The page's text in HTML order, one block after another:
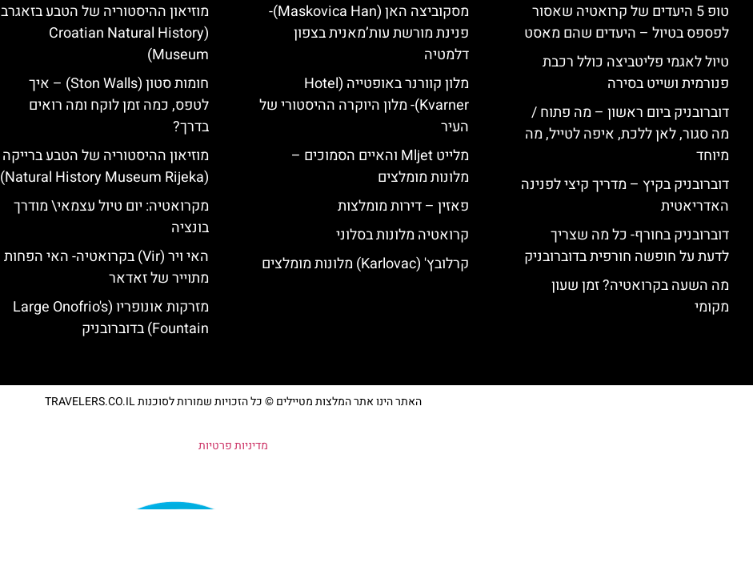
טופ 5 היעדים של קרואטיה שאסור
לפספס בטיול – היעדים שהם מאסט
טיול לאגמי פליטביצה כולל רכבת
פנורמית ושייט בסירה
דוברובניק ביום ראשון – מה פתוח /
מה סגור, לאן ללכת, איפה לטייל, מה
מיוחד
דוברובניק בקיץ – מדריך קיצי לפנינה
האדריאטית
דוברובניק בחורף- כל מה שצריך
לדעת על חופשה חורפית בדוברובניק
מה השעה בקרואטיה? זמן שעון
מקומי
מסקוביצה האן (Maskovica Han)-
פנינת מורשת עות’מאנית בצפון
דלמטיה
מלון קוורנר באופטייה (Hotel
Kvarner)- מלון היוקרה ההיסטורי של
העיר
מלייט Mljet והאיים הסמוכים –
מלונות מומלצים
פאזין – דירות מומלצות
קרואטיה מלונות בסלוני
קרלובץ' (Karlovac) מלונות מומלצים
מוזיאון ההיסטוריה של הטבע בזאגרב
(Croatian Natural History
Museum)
חומות סטון (Ston Walls) – איך
לטפס, כמה זמן לוקח ומה רואים
בדרך?
מוזיאון ההיסטוריה של הטבע ברייקה
(Natural History Museum Rijeka)
מקרואטיה: יום טיול עצמאי\ מודרך
בונציה
האי ויר (Vir) בקרואטיה- האי הפחות
מתוייר של זאדאר
מזרקות אונופריו (Large Onofrio's
Fountain) בדוברובניק
האתר הינו אתר המלצות מטיילים © כל הזכויות שמורות לסוכנות TRAVELERS.CO.IL
מדיניות פרטיות